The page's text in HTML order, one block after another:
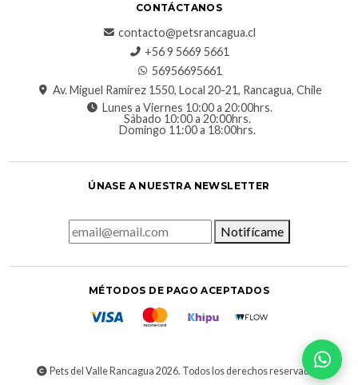
CONTÁCTANOS
contacto@petsrancagua.cl
‪+56 9 5669 5661‬
56956695661‬
Av. Miguel Ramírez 1550, Local 20-21, Rancagua, Chile
Lunes a Viernes 10:00 a 20:00hrs.
Sábado 10:00 a 20:00hrs.
Domingo 11:00 a 18:00hrs.
ÚNASE A NUESTRA NEWSLETTER
Notifícame
MÉTODOS DE PAGO ACEPTADOS
Pets del Valle Rancagua 2026. Todos los derechos reservados.